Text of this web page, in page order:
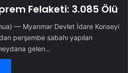
Felaketi: 3.085 Ölü
— Myanmar Devlet İdare Konseyi
perşembe sabahı yapılan
gelen…